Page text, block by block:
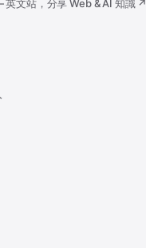
文站，分享 Web & AI 知識 ↗